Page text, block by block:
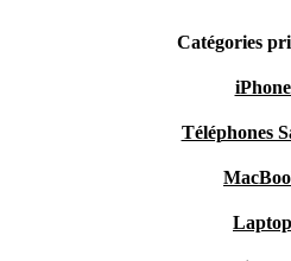
Catégories
Téléphones